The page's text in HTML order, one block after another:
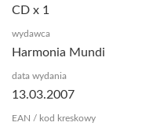
CD x 1
wydawca
Harmonia Mundi
data wydania
13.03.2007
EAN / kod kreskowy